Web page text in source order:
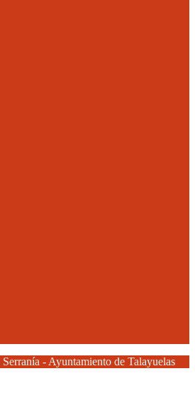
- Ayuntamiento de Talayuelas